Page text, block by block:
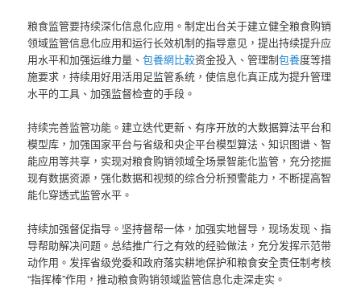
粮食监管要持续深化信息化应用。制定出台关于建立健全粮食购销
领域监管信息化应用和运行长效机制的指导意见，提出持续提升应
用水平和加强运维力量、包養網比較资金投入、管理制包養度等措
施要求，持续用好用活用足监管系统，使信息化真正成为提升管理
水平的工具、加强监督检查的手段。
持续完善监管功能。建立迭代更新、有序开放的大数据算法平台和
模型库，加强国家平台与省级和央企平台模型算法、知识图谱、智
能应用等共享，实现对粮食购销领域全场景智能化监管，充分挖掘
现有数据资源，强化数据和视频的综合分析预警能力，不断提高智
能化穿透式监管水平。
持续加强督促指导。坚持督帮一体，加强实地督导，现场发现、指
导帮助解决问题。总结推广行之有效的经验做法，充分发挥示范带
动作用。发挥省级党委和政府落实耕地保护和粮食安全责任制考核
“指挥棒”作用，推动粮食购销领域监管信息化走深走实。